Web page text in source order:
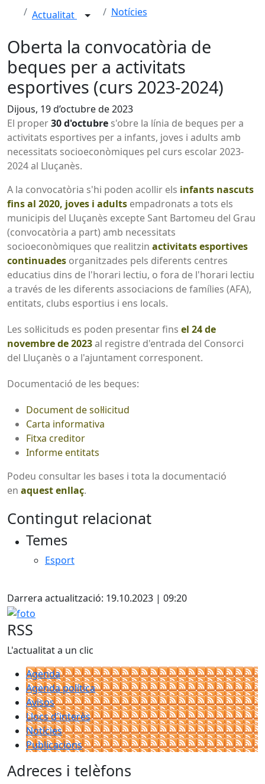
Actualitat Notícies
Oberta la convocatòria de
beques per a activitats
esportives (curs 2023-2024)
Dijous, 19 d’octubre de 2023
El proper30 d'octubre s'obre la línia de beques per a
activitats esportives per a infants, joves i adults amb
necessitats socioeconòmiques pel curs escolar 2023-
2024 al Lluçanès.
A la convocatòria s'hi poden acollir els infants nascuts
fins al 2020, joves i adults empadronats a tots els
municipis del Lluçanès excepte Sant Bartomeu del Grau
(convocatòria a part) amb necessitats
socioeconòmiques que realitzin activitats esportives
continuades organitzades pels diferents centres
educatius dins de l'horari lectiu, o fora de l'horari lectiu
a través de les diferents associacions de famílies (AFA),
entitats, clubs esportius i ens locals.
Les sol·licituds es poden presentar fins el 24 de
novembre de 2023al registre d'entrada del Consorci
del Lluçanès o a l'ajuntament corresponent.
Documentació de les beques:
Document de sol·licitud
Carta informativa
Fitxa creditor
Informe entitats
Podeu consultar les bases i tota la documentació
en aquest enllaç.
Contingut relacionat
Temes
Esport
Darrera actualització: 19.10.2023 | 09:20
foto
RSS
L'actualitat a un clic
Agenda
Agenda política
Avisos
Llocs d'interès
Notícies
Publicacions
Adreces i telèfons